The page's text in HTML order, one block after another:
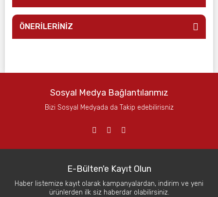
ÖNERİLERİNİZ
Sosyal Medya Bağlantılarımız
Bizi Sosyal Medyada da Takip edebilirisniz
E-Bülten'e Kayıt Olun
Haber listemize kayıt olarak kampanyalardan, indirim ve yeni
ürünlerden ilk siz haberdar olabilirsiniz.